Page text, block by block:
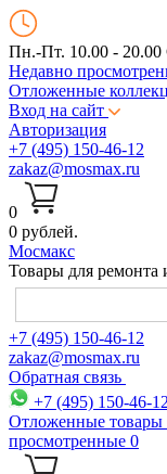
Пн.-Пт. 10.00 - 20.00
Недавно
Отложенные
Вход на сайт
Авторизация
+7 (495) 150-46-12
zakaz@mosmax.ru
0
0 рублей.
Мосмакс
Товары для ремонта
+7 (495) 150-46-12
zakaz@mosmax.ru
Обратная связь
+7 (495) 150-46-12
Отложенные товары
просмотренные 0